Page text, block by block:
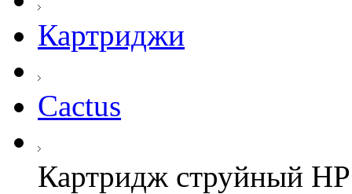
Картриджи
Cactus
Картридж струйный